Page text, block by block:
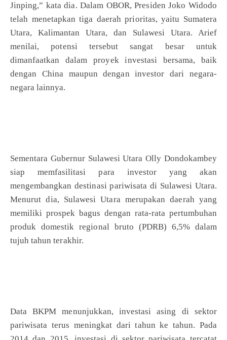
Jinping,” kata dia. Dalam OBOR, Presiden Joko Widodo
telah menetapkan tiga daerah prioritas, yaitu Sumatera
Utara, Kalimantan Utara, dan Sulawesi Utara. Arief
menilai, potensi tersebut sangat besar untuk
dimanfaatkan dalam proyek investasi bersama, baik
dengan China maupun dengan investor dari negara-
negara lainnya.
Sementara Gubernur Sulawesi Utara Olly Dondokambey
siap memfasilitasi para investor yang akan
mengembangkan destinasi pariwisata di Sulawesi Utara.
Menurut dia, Sulawesi Utara merupakan daerah yang
memiliki prospek bagus dengan rata-rata pertumbuhan
produk domestik regional bruto (PDRB) 6,5% dalam
tujuh tahun terakhir.
Data BKPM menunjukkan, investasi asing di sektor
pariwisata terus meningkat dari tahun ke tahun. Pada